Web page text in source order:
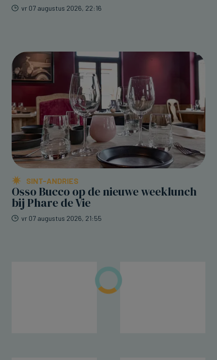
vr 07 augustus 2026, 22:16
SINT-ANDRIES
Osso Bucco op de nieuwe weeklunch
bij Phare de Vie
vr 07 augustus 2026, 21:55